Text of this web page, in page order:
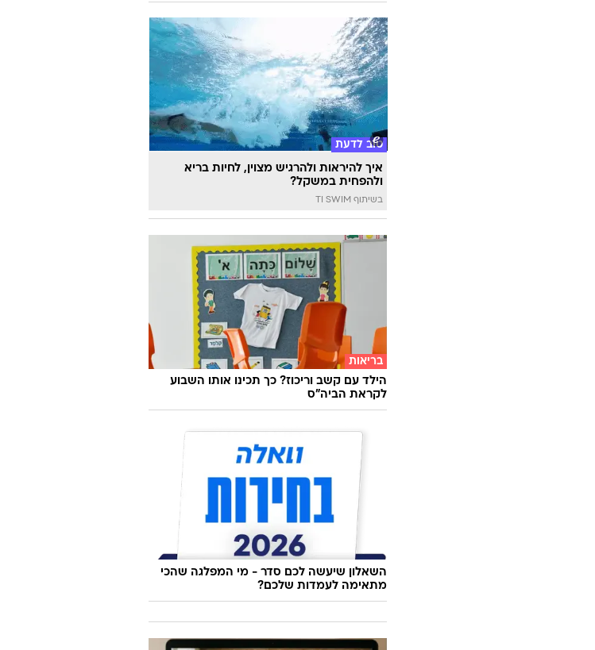
טוב לדעת
איך להיראות ולהרגיש מצוין, לחיות בריא
ולהפחית במשקל?
בשיתוף TI SWIM
בריאות
הילד עם קשב וריכוז? כך תכינו אותו השבוע
לקראת הביה"ס
השאלון שיעשה לכם סדר - מי המפלגה שהכי
מתאימה לעמדות שלכם?